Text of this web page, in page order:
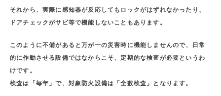
それから、実際に感知器が反応してもロックがはずれなかったり、
ドアチェックがサビ等で機能しないこともあります。
このように不備があると万が一の災害時に機能しませんので、日常
的に作動させる設備ではなからこそ、定期的な検査が必要というわ
けです。
検査は「毎年」で、対象防火設備は「全数検査」となります。